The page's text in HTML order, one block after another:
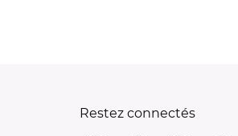
Restez connectés